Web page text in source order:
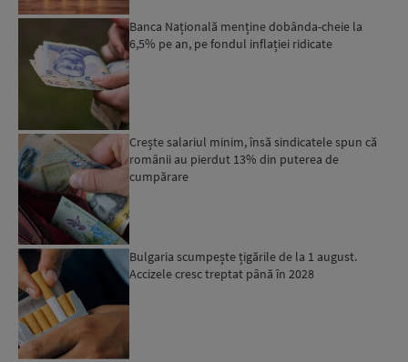
Banca Națională menține dobânda-cheie la
6,5% pe an, pe fondul inflației ridicate
Crește salariul minim, însă sindicatele spun că
românii au pierdut 13% din puterea de
cumpărare
Bulgaria scumpește țigările de la 1 august.
Accizele cresc treptat până în 2028